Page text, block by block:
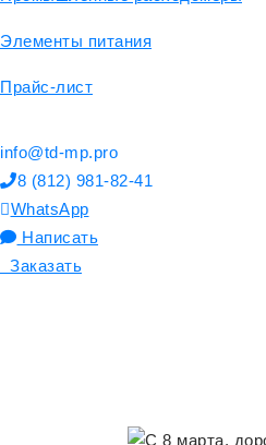
Элементы питания
Прайс-лист
info@td-mp.pro
8 (812) 981-82-41
WhatsApp
Написать
Заказать